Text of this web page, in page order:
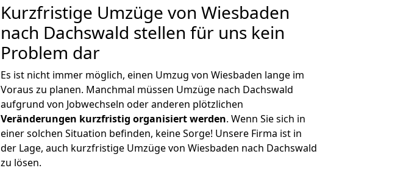
Kurzfristige Umzüge von Wiesbaden
nach Dachswald stellen für uns kein
Problem dar
Es ist nicht immer möglich, einen Umzug von Wiesbaden lange im
Voraus zu planen. Manchmal müssen Umzüge nach Dachswald
aufgrund von Jobwechseln oder anderen plötzlichen
Veränderungen kurzfristig organisiert werden. Wenn Sie sich in
einer solchen Situation befinden, keine Sorge! Unsere Firma ist in
der Lage, auch kurzfristige Umzüge von Wiesbaden nach Dachswald
zu lösen.